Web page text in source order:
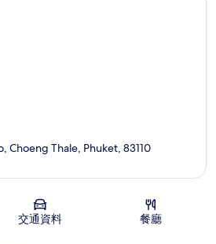
地圖
Choeng Thale, Phuket, 83110
交通資料 餐廳